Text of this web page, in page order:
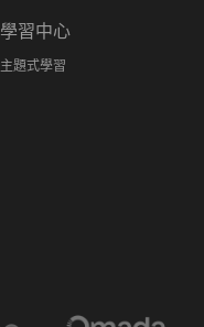
學習中心
主題式學習